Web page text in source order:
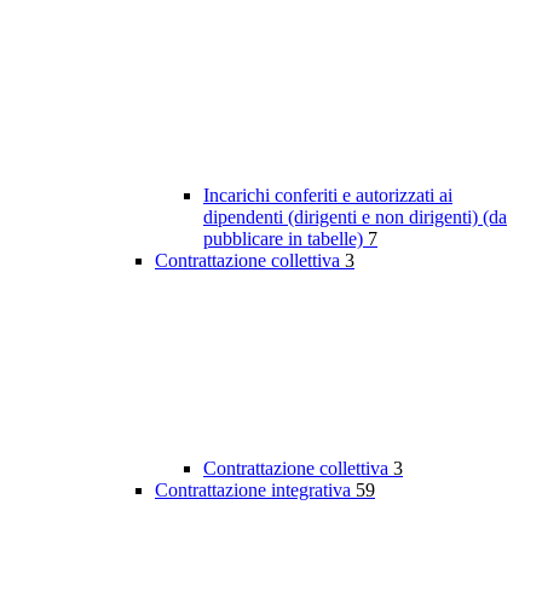
Incarichi conferiti e autorizzati ai
dipendenti (dirigenti e non dirigenti) (da
pubblicare in tabelle) 7
Contrattazione collettiva 3
Contrattazione collettiva 3
Contrattazione integrativa 59